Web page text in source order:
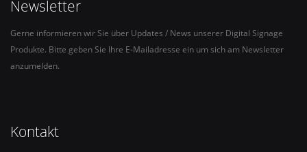
Newsletter
Gerne informieren wir Sie über Updates / News unserer Digital Signage
Produkte. Bitte geben Sie Ihre E-Mailadresse ein um sich am Newsletter
anzumelden.
Kontakt